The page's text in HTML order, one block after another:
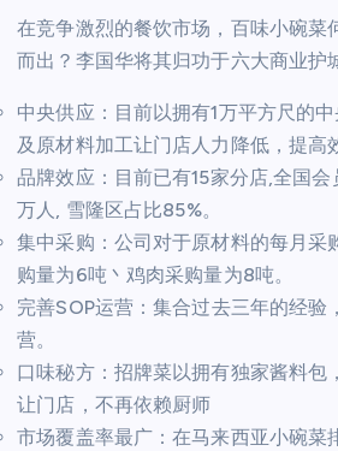
在竞争激烈的餐饮市场，百味小碗菜
而出？李国华将其归功于六大商业护
中央供应：目前以拥有1万平方尺的
及原材料加工让门店人力降低，提高
品牌效应：目前已有15家分店,全国
万人, 雪隆区占比85%。
集中采购：公司对于原材料的每月采
购量为6吨丶鸡肉采购量为8吨。
完善SOP运营：集合过去三年的经验
营。
口味秘方：招牌菜以拥有独家酱料包
让门店，不再依赖厨师
市场覆盖率最广：在马来西亚小碗菜